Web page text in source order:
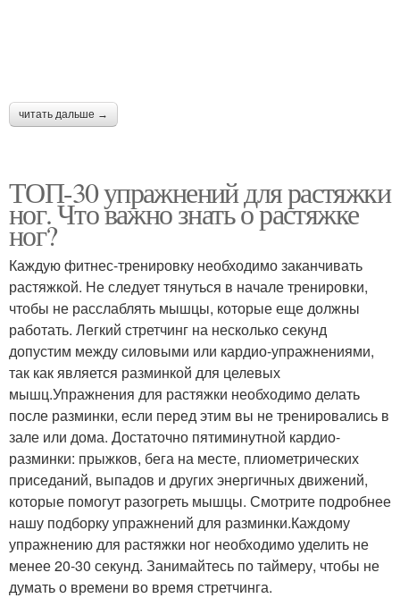
читать дальше →
ТОП-30 упражнений для растяжки
ног. Что важно знать о растяжке
ног?
Каждую фитнес-тренировку необходимо заканчивать
растяжкой. Не следует тянуться в начале тренировки,
чтобы не расслаблять мышцы, которые еще должны
работать. Легкий стретчинг на несколько секунд
допустим между силовыми или кардио-упражнениями,
так как является разминкой для целевых
мышц.Упражнения для растяжки необходимо делать
после разминки, если перед этим вы не тренировались в
зале или дома. Достаточно пятиминутной кардио-
разминки: прыжков, бега на месте, плиометрических
приседаний, выпадов и других энергичных движений,
которые помогут разогреть мышцы. Смотрите подробнее
нашу подборку упражнений для разминки.Каждому
упражнению для растяжки ног необходимо уделить не
менее 20-30 секунд. Занимайтесь по таймеру, чтобы не
думать о времени во время стретчинга.